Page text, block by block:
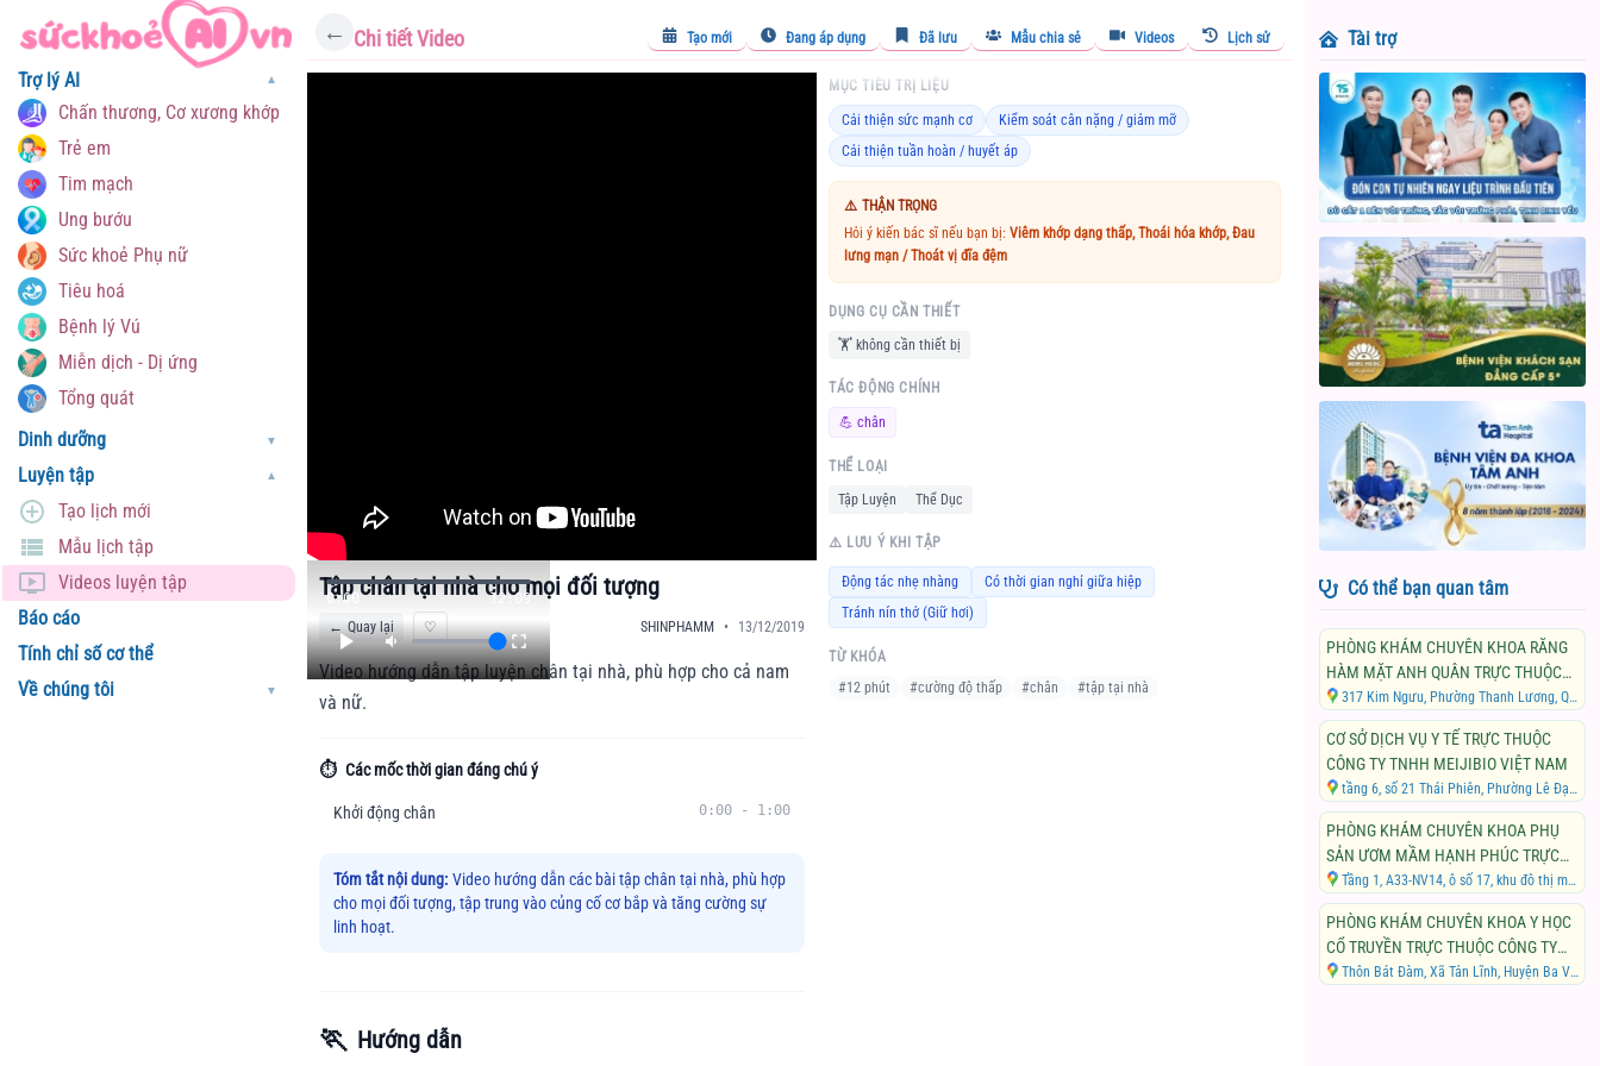
Trợ lý AI ▼
Chấn thương, Cơ xương khớp
Trẻ em
Tim mạch
Ung bướu
Sức khoẻ Phụ nữ
Tiêu hoá
Bệnh lý Vú
Miễn dịch - Dị ứng
Tổng quát
Dinh dưỡng
▼
Luyện tập ▼
Tạo lịch mới
Mẫu lịch tập
Videos luyện tập
Báo cáo
Tính chỉ số cơ thể
Về chúng tôi
▼
← Chi tiết Video Tạo mới Đang áp dụng Đã lưu Mẫu chia sẻ Videos Lịch sử
0:00 12:09
Tập chân tại nhà cho mọi đối tượng
← Quay lại ♡ SHINPHAMM • 13/12/2019
Video hướng dẫn tập luyện chân tại nhà, phù hợp cho cả nam
và nữ.
⏱️ Các mốc thời gian đáng chú ý
Khởi động chân 0:00 - 1:00
Tóm tắt nội dung: Video hướng dẫn các bài tập chân tại nhà, phù hợp
cho mọi đối tượng, tập trung vào củng cố cơ bắp và tăng cường sự
linh hoạt.
🏃 Hướng dẫn
MỤC TIÊU TRỊ LIỆU
Cải thiện sức mạnh cơ
Kiểm soát cân nặng / giảm mỡ
Cải thiện tuần hoàn / huyết áp
⚠️ THẬN TRỌNG
Hỏi ý kiến bác sĩ nếu bạn bị: Viêm khớp dạng thấp, Thoái hóa khớp, Đau
lưng mạn / Thoát vị đĩa đệm
DỤNG CỤ CẦN THIẾT
🏋️ không cần thiết bị
TÁC ĐỘNG CHÍNH
💪 chân
THỂ LOẠI
Tập Luyện
Thể Dục
⚠️ LƯU Ý KHI TẬP
Động tác nhẹ nhàng
Có thời gian nghỉ giữa hiệp
Tránh nín thở (Giữ hơi)
TỪ KHÓA
#12 phút #cường độ thấp #chân #tập tại nhà
Tài trợ
Có thể bạn quan tâm
PHÒNG KHÁM CHUYÊN KHOA RĂNG
HÀM MẶT ANH QUÂN TRỰC THUỘC
CÔNG TY CỔ PHẦN THƯƠNG MẠI VÀ
DỊCH VỤ TRUYỀN THÔNG ANH QUÂN
HÀ NỘI
317 Kim Ngưu, Phường Thanh Lương, Quận Hai Bà Trưng, Thành phố Hà Nội
CƠ SỞ DỊCH VỤ Y TẾ TRỰC THUỘC
CÔNG TY TNHH MEIJIBIO VIỆT NAM
tầng 6, số 21 Thái Phiên, Phường Lê Đại Hành, Quận Hai Bà Trưng, Thành phố Hà Nội
PHÒNG KHÁM CHUYÊN KHOA PHỤ
SẢN ƯƠM MẦM HẠNH PHÚC TRỰC
THUỘC CÔNG TY CỔ PHẦN ĐẦU TƯ
INDC GROUP
Tầng 1, A33-NV14, ô số 17, khu đô thị mới hai bên đường Lê Trọng Tấn, Xã An Khánh, Huyện Hoài Đức, Thành phố Hà Nội
PHÒNG KHÁM CHUYÊN KHOA Y HỌC
CỔ TRUYỀN TRỰC THUỘC CÔNG TY
CỔ PHẦN NAM DƯỢC PHÚC LÂM
Thôn Bát Đàm, Xã Tản Lĩnh, Huyện Ba Vì, Thành phố Hà Nội ( tại nhà ông Bùi Huy Đạt)